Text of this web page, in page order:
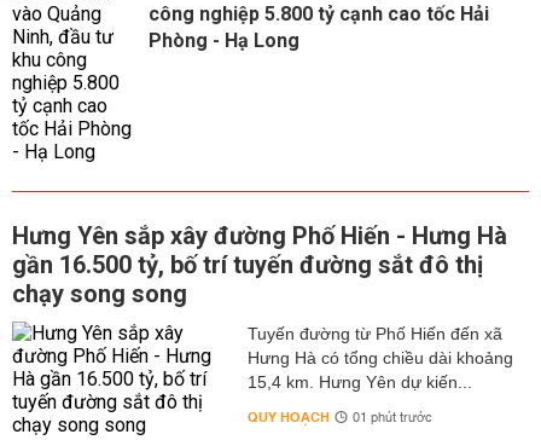
công nghiệp 5.800 tỷ cạnh cao tốc Hải
Phòng - Hạ Long
Hưng Yên sắp xây đường Phố Hiến - Hưng Hà
gần 16.500 tỷ, bố trí tuyến đường sắt đô thị
chạy song song
Tuyến đường từ Phố Hiến đến xã
Hưng Hà có tổng chiều dài khoảng
15,4 km. Hưng Yên dự kiến...
QUY HOẠCH 01 phút trước